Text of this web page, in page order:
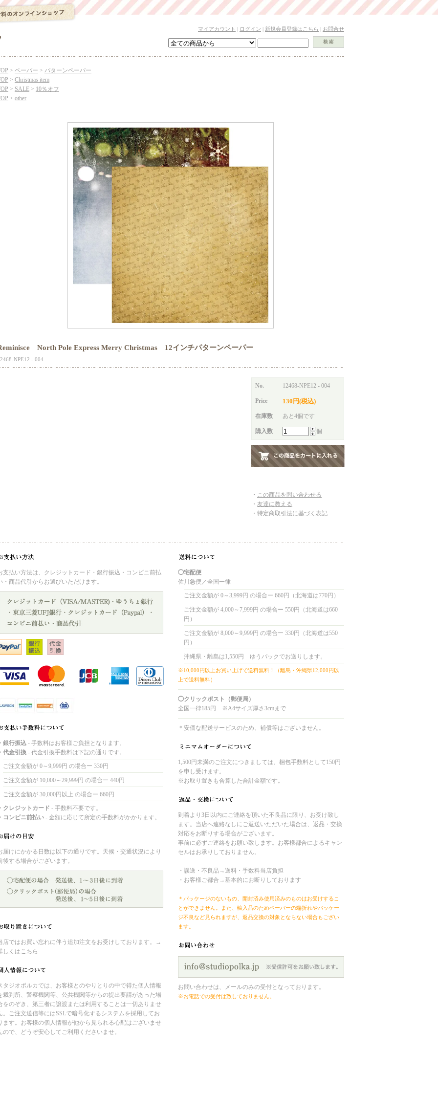
マイアカウント | ログイン | 新規会員登録はこちら | お問合せ
> ペーパー > パターンペーパー
> Christmas item
> SALE > 10％オフ
> other
North Pole Express Merry Christmas 12インチパターンペーパー
NPE12 - 004
No. 12468-NPE12 - 004
Price 130円(税込)
在庫数 あと4個です
購入数 個
・ この商品を問い合わせる
・ 友達に教える
・ 特定商取引法に基づく表記
支払い方法は、クレジットカード・銀行振込・コンビニ前払
・商品代引からお選びいただけます。
銀行振込 - 手数料はお客様ご負担となります。
代金引換 - 代金引換手数料は下記の通りです。
ご注文金額が 0～9,999円 の場合ー 330円
ご注文金額が 10,000～29,999円 の場合ー 440円
ご注文金額が 30,000円以上 の場合ー 660円
クレジットカード - 手数料不要です。
コンビニ前払い - 金額に応じて所定の手数料がかかります。
届けにかかる日数は以下の通りです。天候・交通状況により
後する場合がございます。
店ではお買い忘れに伴う追加注文をお受けしております。→
しくはこちら
タジオポルカでは、お客様とのやりとりの中で得た個人情報
裁判所、警察機関等、公共機関等からの提出要請があった場
をのぞき、第三者に譲渡または利用することは一切ありませ
。ご注文送信等にはSSLで暗号化するシステムを採用してお
ます。お客様の個人情報が他から見られる心配はございませ
ので、どうぞ安心してご利用くださいませ。
◯宅配便
佐川急便／全国一律
ご注文金額が 0～3,999円 の場合ー 660円（北海道は770円）
ご注文金額が 4,000～7,999円 の場合ー 550円（北海道は660
円）
ご注文金額が 8,000～9,999円 の場合ー 330円（北海道は550
円）
沖縄県・離島は1,550円 ゆうパックでお送りします。
※10,000円以上お買い上げで送料無料！（離島・沖縄県12,000円以
上で送料無料）
◯クリックポスト（郵便局）
全国一律185円 ※A4サイズ厚さ3cmまで
＊安価な配送サービスのため、補償等はございません。
1,500円未満のご注文につきましては、梱包手数料として150円
を申し受けます。
※お取り置きも合算した合計金額です。
到着より3日以内にご連絡を頂いた不良品に限り、お受け致し
ます。当店へ連絡なしにご返送いただいた場合は、返品・交換
対応をお断りする場合がございます。
事前に必ずご連絡をお願い致します。お客様都合によるキャン
セルはお承りしておりません。
・誤送・不良品→送料・手数料当店負担
・お客様ご都合→基本的にお断りしております
＊パッケージのないもの、開封済み使用済みのものはお受けするこ
とができません。また、輸入品のためペーパーの端折れやパッケー
ジ不良など見られますが、返品交換の対象とならない場合もござい
ます。
お問い合わせは、メールのみの受付となっております。
※お電話での受付は致しておりません。